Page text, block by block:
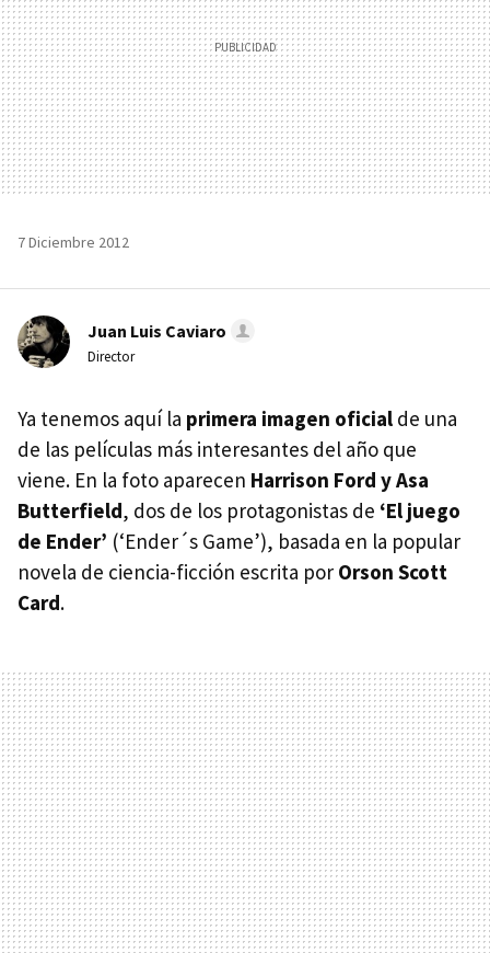
7 Diciembre 2012
Juan Luis Caviaro
Director
Ya tenemos aquí la primera imagen oficial de una
de las películas más interesantes del año que
viene. En la foto aparecen Harrison Ford y Asa
Butterfield, dos de los protagonistas de ‘El juego
de Ender’ (‘Ender´s Game’), basada en la popular
novela de ciencia-ficción escrita por Orson Scott
Card.